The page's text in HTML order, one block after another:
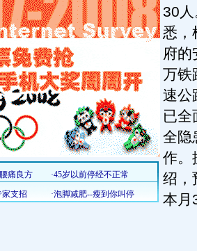
30
悉，
府的
万铁
速公
已全
全隐
作。
绍，
本月